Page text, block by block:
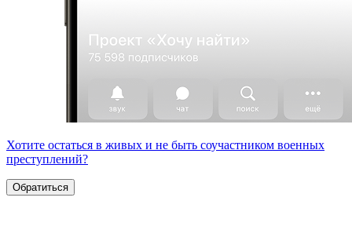
Хотите остаться в живых и не быть соучастником военных
преступлений?
Обратиться